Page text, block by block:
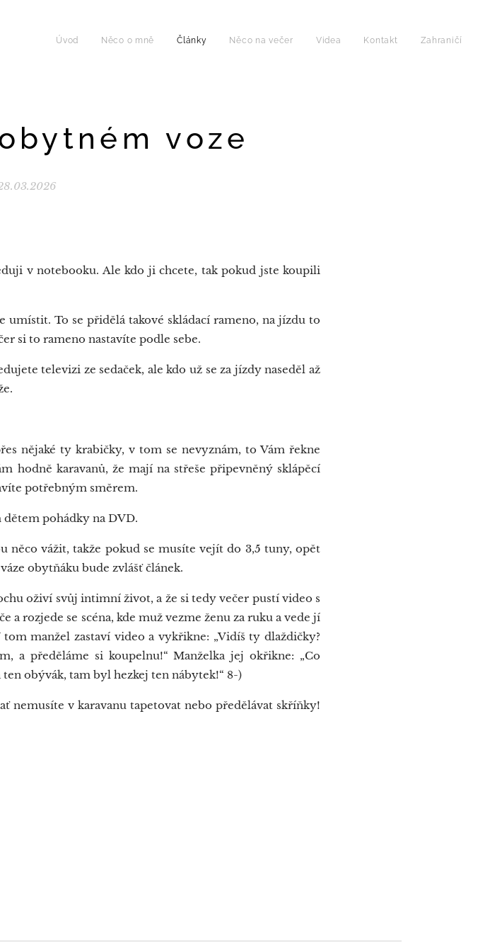
Úvod Něco o mně Články Něco na večer Videa Kontakt Zahraničí
voze
v notebooku. Ale kdo ji chcete, tak pokud jste koupili
To se přidělá takové skládací rameno, na jízdu to
si to rameno nastavíte podle sebe.
televizi ze sedaček, ale kdo už se za jízdy naseděl až
nějaké ty krabičky, v tom se nevyznám, to Vám řekne
hodně karavanů, že mají na střeše připevněný sklápěcí
potřebným směrem.
pohádky na DVD.
něco vážit, takže pokud se musíte vejít do 3,5 tuny, opět
obytňáku bude zvlášť článek.
oživí svůj intimní život, a že si tedy večer pustí video s
rozjede se scéna, kde muž vezme ženu za ruku a vede jí
manžel zastaví video a vykřikne: „Vidíš ty dlaždičky?
a předěláme si koupelnu!“ Manželka jej okřikne: „Co
obývák, tam byl hezkej ten nábytek!“ 8-)
nemusíte v karavanu tapetovat nebo předělávat skříňky!